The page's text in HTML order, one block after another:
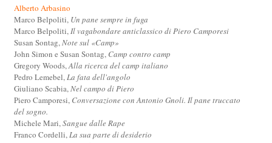
Alberto Arbasino
Marco Belpoliti, Un pane sempre in fuga
Marco Belpoliti,Il vagabondare anticlassico di Piero Camporesi
Susan Sontag,Note sul «Camp»
John Simon e Susan Sontag, Camp contro camp
Gregory Woods,Alla ricerca del camp italiano
Pedro Lemebel,La fata dell'angolo
Giuliano Scabia,Nel campo di Piero
Piero Camporesi, Conversazione con Antonio Gnoli. Il pane truccato
del sogno.
Michele Mari,Sangue dalle Rape
Franco Cordelli,La sua parte di desiderio